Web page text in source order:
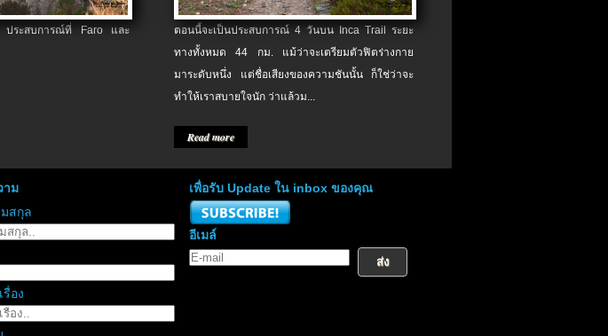
ประสบการณ์ที่ Faro และ
ตอนนี้จะเป็นประสบการณ์ 4 วันบน Inca Trail ระยะ
ทางทั้งหมด 44 กม. แม้ว่าจะเตรียมตัวฟิตร่างกาย
มาระดับหนึ่ง แต่ชื่อเสียงของความชันนั้น ก็ใช่ว่าจะ
ทำให้เราสบายใจนัก ว่าแล้วม...
Read more
าม
สกุล
อง
เพื่อรับ Update ใน inbox ของคุณ
อีเมล์
ส่ง